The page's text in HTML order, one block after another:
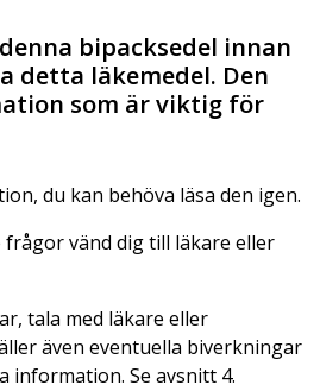
bipacksedel innan
detta läkemedel. Den
som är viktig för
du kan behöva läsa den igen.
vänd dig till läkare eller
tala med läkare eller
även eventuella biverkningar
information. Se avsnitt 4.